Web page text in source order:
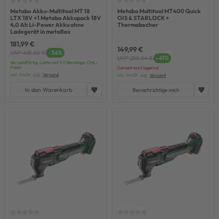
Metabo Akku-Multitool MT 18
LTX 18V +1 Metabo Akkupack 18V
4,0 Ah Li-Power Akku ohne
Ladegerät in metaBox
181,99 €
UVP 418,88 € -56%
Versandfertig, Lieferzeit 1-3 Werktage, DHL-
Paket
inkl. MwSt. zzgl. Versand
In den Warenkorb
Metabo Multitool MT400 Quick
OIS & STARLOCK +
Thermobecher
149,99 €
UVP 256,64 € -41%
Derzeit nicht lagernd
inkl. MwSt. zzgl. Versand
Benachrichtige mich